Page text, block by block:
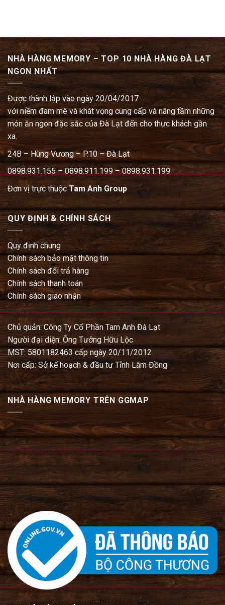
NHÀ HÀNG MEMORY – TOP 10 NHÀ HÀNG ĐÀ LẠT
NGON NHẤT
Được thành lập vào ngày 20/04/2017
với niềm đam mê và khát vọng cung cấp và nâng tầm những
món ăn ngon đặc sắc của Đà Lạt đến cho thực khách gần
xa.
24B – Hùng Vương – P.10 – Đà Lạt
0898.931.155 – 0898.911.199 – 0898.931.199
Đơn vị trực thuộcTam Anh Group
QUY ĐỊNH & CHÍNH SÁCH
Quy định chung
Chính sách bảo mật thông tin
Chính sách đổi trả hàng
Chính sách thanh toán
Chính sách giao nhận
Chủ quản: Công Ty Cổ Phần Tam Anh Đà Lạt
Người đại diện: Ông Tưởng Hữu Lộc
MST: 5801182463 cấp ngày 20/11/2012
Nơi cấp: Sở kế hoạch & đầu tư Tỉnh Lâm Đồng
NHÀ HÀNG MEMORY TRÊN GGMAP